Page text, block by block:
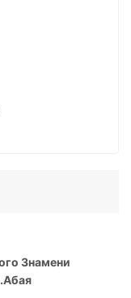
Знамени